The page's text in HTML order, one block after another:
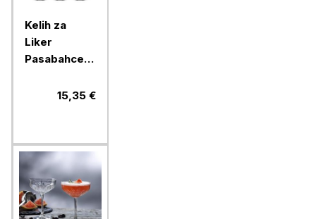
Kelih za
Liker
Pasabahce
ml, 6 kos,15,35 €